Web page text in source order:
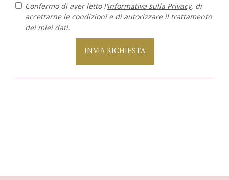
Confermo di aver letto l'informativa sulla Privacy, di
accettarne le condizioni e di autorizzare il trattamento
dei miei dati.
INVIA RICHIESTA